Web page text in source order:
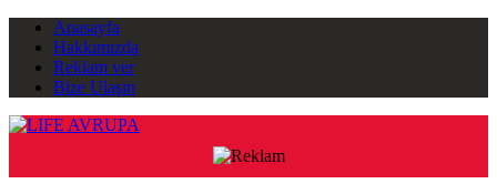
Anasayfa
Hakkımızda
Reklam ver
Bize Ulaşın